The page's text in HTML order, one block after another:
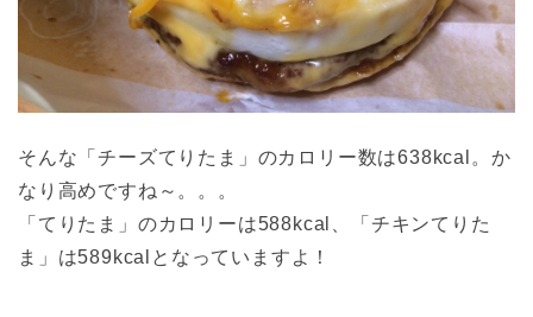
そんな「チーズてりたま」のカロリー数は638kcal。か
なり高めですね～。。。
「てりたま」のカロリーは588kcal、「チキンてりた
ま」は589kcalとなっていますよ！